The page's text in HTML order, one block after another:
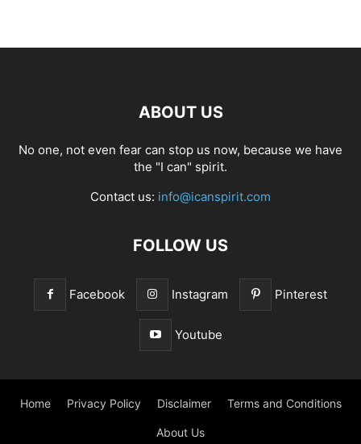
ABOUT US
No one, not even fear can stop us now, because we have
the "I can" spirit.
Contact us: info@icanspirit.com
FOLLOW US
Facebook Instagram Pinterest
Youtube
Home Privacy Policy Disclaimer Terms and Conditions
About Us